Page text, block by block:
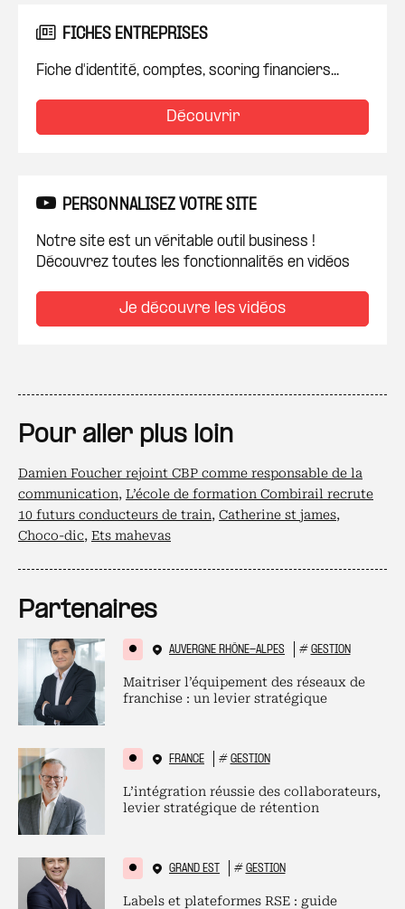
FICHES ENTREPRISES
Fiche d'identité, comptes, scoring financiers...
Découvrir
PERSONNALISEZ VOTRE SITE
Notre site est un véritable outil business !
Découvrez toutes les fonctionnalités en vidéos
Je découvre les vidéos
Pour aller plus loin
Damien Foucher rejoint CBP comme responsable de la
communication, L’école de formation Combirail recrute
10 futurs conducteurs de train, Catherine st james,
Choco-dic, Ets mahevas
Partenaires
AUVERGNE RHÔNE-ALPES # GESTION
Maitriser l’équipement des réseaux de
franchise : un levier stratégique
FRANCE # GESTION
L’intégration réussie des collaborateurs,
levier stratégique de rétention
GRAND EST # GESTION
Labels et plateformes RSE : guide